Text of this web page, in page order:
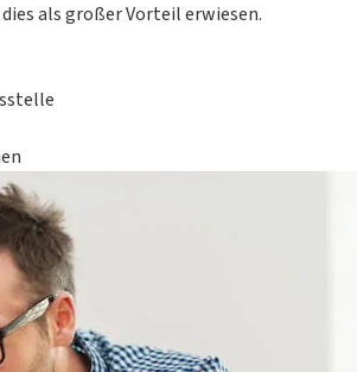
als großer Vorteil erwiesen.